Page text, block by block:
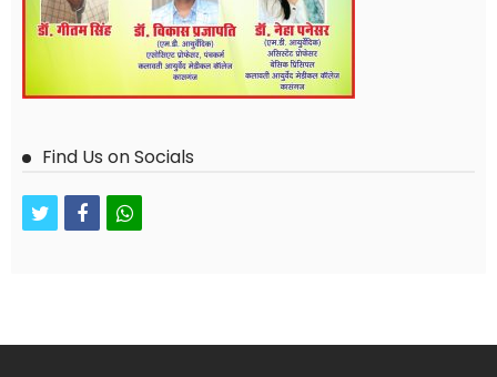
Find Us on Socials
twitterfacebookwhatsapp